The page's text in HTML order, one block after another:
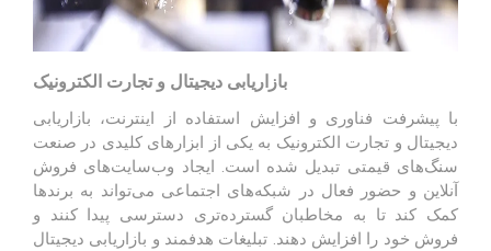
بازاریابی دیجیتال و تجارت الکترونیک
با پیشرفت فناوری و افزایش استفاده از اینترنت، بازاریابی
دیجیتال و تجارت الکترونیک به یکی از ابزارهای کلیدی در صنعت
سنگ‌های قیمتی تبدیل شده است. ایجاد وب‌سایت‌های فروش
آنلاین و حضور فعال در شبکه‌های اجتماعی می‌تواند به برندها
کمک کند تا به مخاطبان گسترده‌تری دسترسی پیدا کنند و
فروش خود را افزایش دهند. تبلیغات هدفمند و بازاریابی دیجیتال